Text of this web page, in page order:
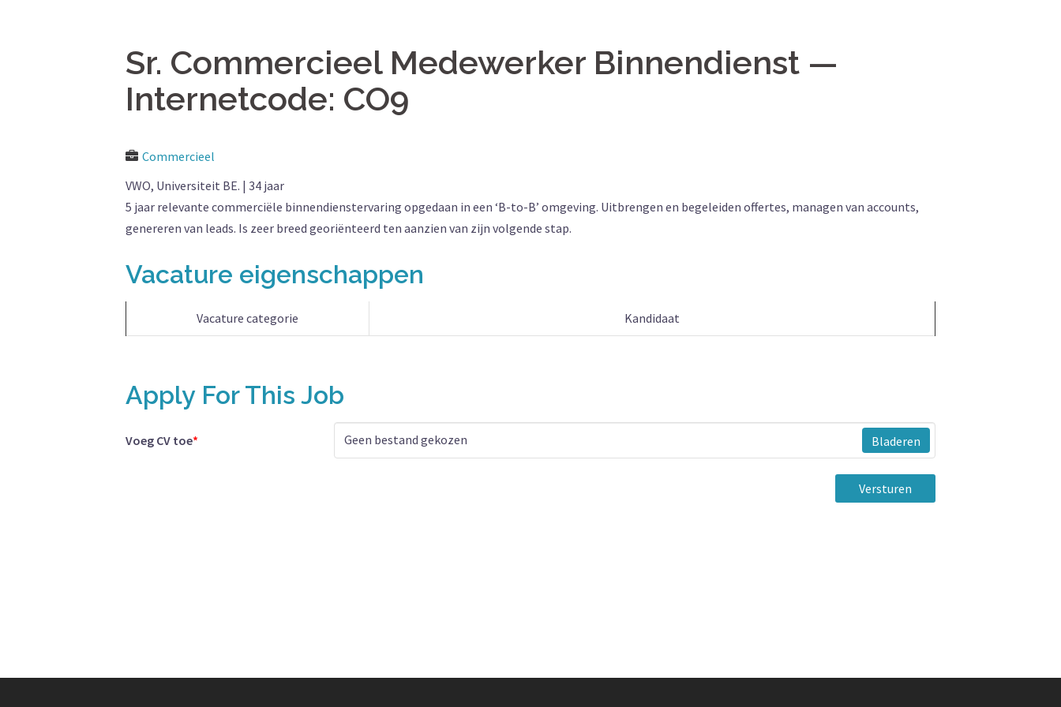
Sr. Commercieel Medewerker Binnendienst —
Internetcode: CO9
Commercieel
VWO, Universiteit BE. | 34 jaar
5 jaar relevante commerciële binnendienstervaring opgedaan in een ‘B-to-B’ omgeving. Uitbrengen en begeleiden offertes, managen van accounts,
genereren van leads. Is zeer breed georiënteerd ten aanzien van zijn volgende stap.
Vacature eigenschappen
Vacature categorie Kandidaat
Apply For This Job
Voeg CV toe* Geen bestand gekozen Bladeren
Versturen